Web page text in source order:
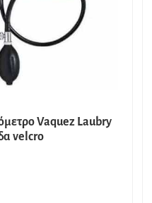
Vaquez Laubry
velcro